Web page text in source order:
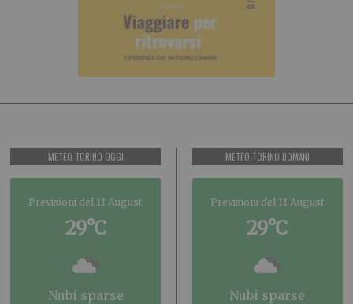
METEO TORINO OGGI
Previsioni del 11 August
29°C
nubi sparse
METEO TORINO DOMANI
Previsioni del 11 August
29°C
nubi sparse